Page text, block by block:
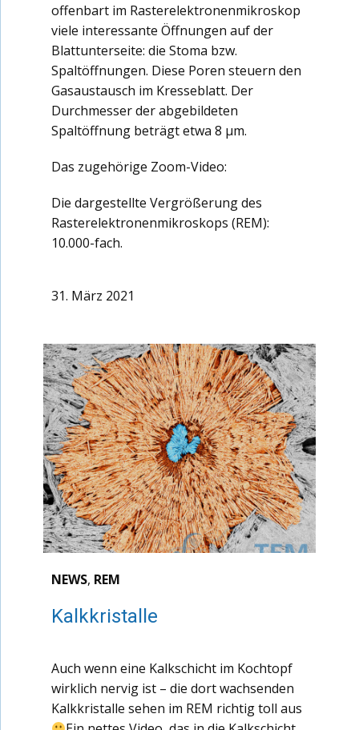
offenbart im Rasterelektronenmikroskop
viele interessante Öffnungen auf der
Blattunterseite: die Stoma bzw.
Spaltöffnungen. Diese Poren steuern den
Gasaustausch im Kresseblatt. Der
Durchmesser der abgebildeten
Spaltöffnung beträgt etwa 8 µm.
Das zugehörige Zoom-Video:
Die dargestellte Vergrößerung des
Rasterelektronenmikroskops (REM):
10.000-fach.
31. März 2021
NEWS, REM
Kalkkristalle
Auch wenn eine Kalkschicht im Kochtopf
wirklich nervig ist – die dort wachsenden
Kalkkristalle sehen im REM richtig toll aus